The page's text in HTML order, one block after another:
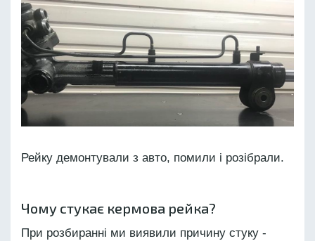
Рейку демонтували з авто, помили і розібрали.
Чому стукає кермова рейка?
При розбиранні ми виявили причину стуку -